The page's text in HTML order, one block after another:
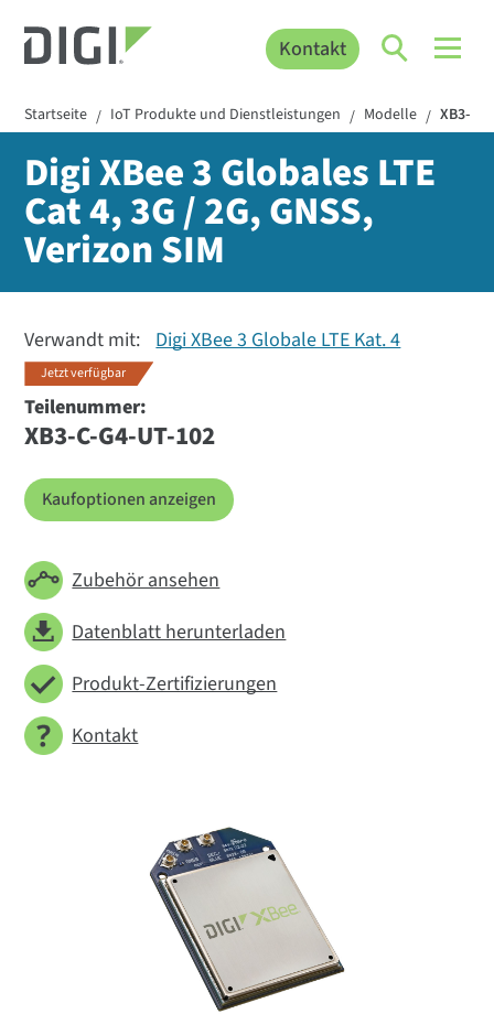
Kontakt
Startseite / IoT Produkte und Dienstleistungen / Modelle / XB3-C-
Digi XBee 3 Globales LTE
Cat 4, 3G / 2G, GNSS,
Verizon SIM
Verwandt mit: Digi XBee 3 Globale LTE Kat. 4
Jetzt verfügbar
Teilenummer:
XB3-C-G4-UT-102
Kaufoptionen anzeigen
Zubehör ansehen
Datenblatt herunterladen
Produkt-Zertifizierungen
Kontakt